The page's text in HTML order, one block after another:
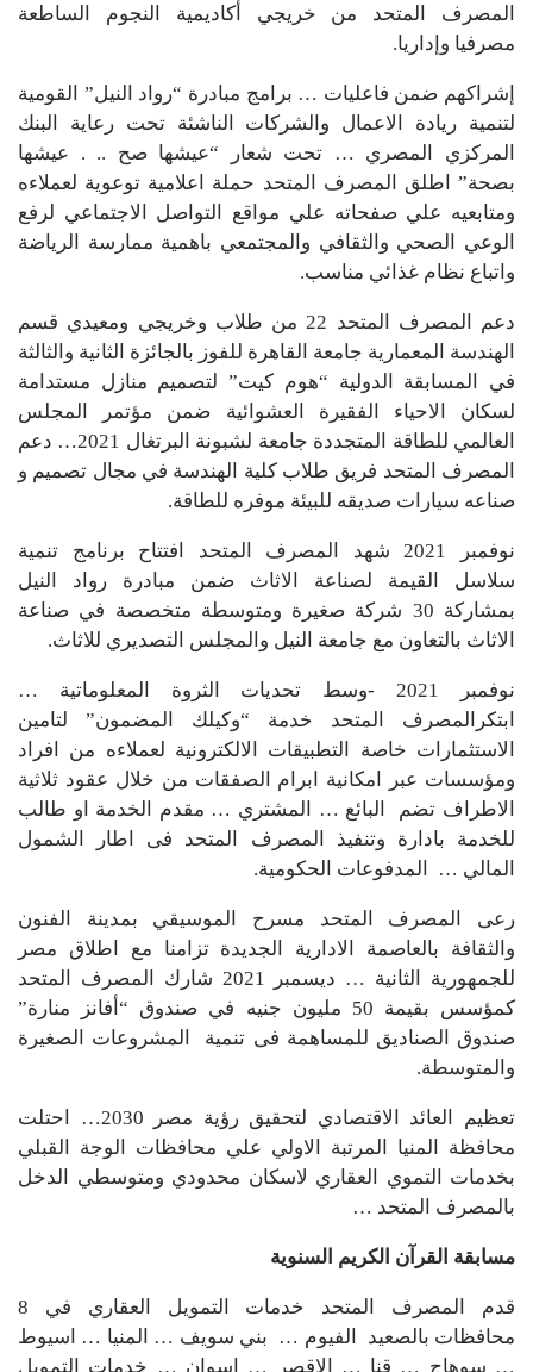
المصرف المتحد من خريجي أكاديمية النجوم الساطعة
مصرفيا وإداريا.
إشراكهم ضمن فاعليات … برامج مبادرة “رواد النيل” القومية
لتنمية ريادة الاعمال والشركات الناشئة تحت رعاية البنك
المركزي المصري … تحت شعار “عيشها صح .. . عيشها
بصحة” اطلق المصرف المتحد حملة اعلامية توعوية لعملاءه
ومتابعيه علي صفحاته علي مواقع التواصل الاجتماعي لرفع
الوعي الصحي والثقافي والمجتمعي باهمية ممارسة الرياضة
واتباع نظام غذائي مناسب.
دعم المصرف المتحد 22 من طلاب وخريجي ومعيدي قسم
الهندسة المعمارية جامعة القاهرة للفوز بالجائزة الثانية والثالثة
في المسابقة الدولية “هوم كيت” لتصميم منازل مستدامة
لسكان الاحياء الفقيرة العشوائية ضمن مؤتمر المجلس
العالمي للطاقة المتجددة جامعة لشبونة البرتغال 2021… دعم
المصرف المتحد فريق طلاب كلية الهندسة في مجال تصميم و
صناعه سيارات صديقه للبيئة موفره للطاقة.
نوفمبر 2021 شهد المصرف المتحد افتتاح برنامج تنمية
سلاسل القيمة لصناعة الاثاث ضمن مبادرة رواد النيل
بمشاركة 30 شركة صغيرة ومتوسطة متخصصة في صناعة
الاثاث بالتعاون مع جامعة النيل والمجلس التصديري للاثاث.
نوفمبر 2021 -وسط تحديات الثروة المعلوماتية …
ابتكرالمصرف المتحد خدمة “وكيلك المضمون” لتامين
الاستثمارات خاصة التطبيقات الالكترونية لعملاءه من افراد
ومؤسسات عبر امكانية ابرام الصفقات من خلال عقود ثلاثية
الاطراف تضم البائع … المشتري … مقدم الخدمة او طالب
للخدمة بادارة وتنفيذ المصرف المتحد فى اطار الشمول
المالي … المدفوعات الحكومية.
رعى المصرف المتحد مسرح الموسيقي بمدينة الفنون
والثقافة بالعاصمة الادارية الجديدة تزامنا مع اطلاق مصر
للجمهورية الثانية … ديسمبر 2021 شارك المصرف المتحد
كمؤسس بقيمة 50 مليون جنيه في صندوق “أفانز منارة”
صندوق الصناديق للمساهمة فى تنمية المشروعات الصغيرة
والمتوسطة.
تعظيم العائد الاقتصادي لتحقيق رؤية مصر 2030… احتلت
محافظة المنيا المرتبة الاولي علي محافظات الوجة القبلي
بخدمات التموي العقاري لاسكان محدودي ومتوسطي الدخل
بالمصرف المتحد …
مسابقة القرآن الكريم السنوية
قدم المصرف المتحد خدمات التمويل العقاري في 8
محافظات بالصعيد الفيوم … بني سويف … المنيا … اسيوط
… سوهاج … قنا … الاقصر … اسوان … خدمات التمويل